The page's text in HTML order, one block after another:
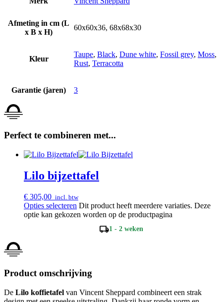
Afmeting in cm (L
x B x H)
60x60x36, 68x68x30
Kleur
Taupe, Black, Dune white, Fossil grey, Moss,
Rust, Terracotta
Garantie (jaren) 3
Perfect te combineren met...
Lilo bijzettafel
€ 305,00 incl. btw
Opties selecteren Dit product heeft meerdere variaties. Deze
optie kan gekozen worden op de productpagina
local_shipping1 - 2 weken
Product omschrijving
De Lilo koffietafel van Vincent Sheppard combineert een strak